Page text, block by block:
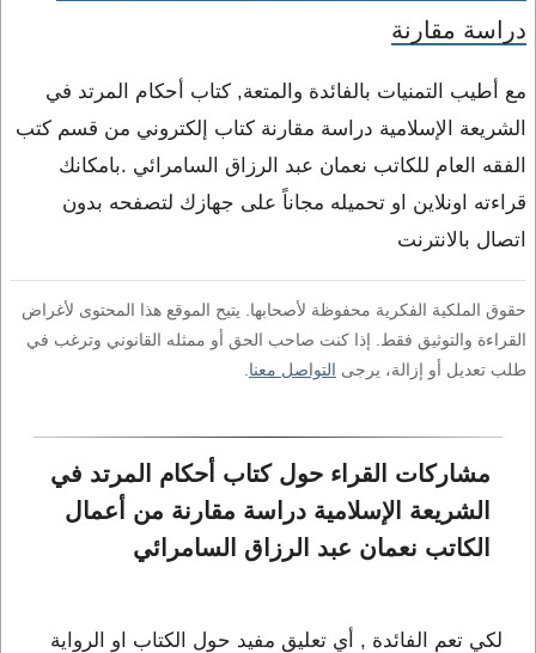
دراسة مقارنة
مع أطيب التمنيات بالفائدة والمتعة, كتاب أحكام المرتد في
الشريعة الإسلامية دراسة مقارنة كتاب إلكتروني من قسم كتب
الفقه العام للكاتب نعمان عبد الرزاق السامرائي .بامكانك
قراءته اونلاين او تحميله مجاناً على جهازك لتصفحه بدون
اتصال بالانترنت
حقوق الملكية الفكرية محفوظة لأصحابها. يتيح الموقع هذا المحتوى لأغراض
القراءة والتوثيق فقط. إذا كنت صاحب الحق أو ممثله القانوني وترغب في
طلب تعديل أو إزالة، يرجى التواصل معنا
مشاركات القراء حول كتاب أحكام المرتد في
الشريعة الإسلامية دراسة مقارنة من أعمال
الكاتب نعمان عبد الرزاق السامرائي
لكي تعم الفائدة , أي تعليق مفيد حول الكتاب او الرواية